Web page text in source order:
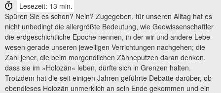
Lesezeit: 13 min.
Spüren Sie es schon? Nein? Zugegeben, für unseren Alltag hat es
nicht unbedingt die allergrößte Bedeutung, wie Geowissenschaftler
die erdgeschichtliche Epoche nennen, in der wir und andere Lebe­
wesen gerade unseren jeweiligen Verrichtungen nachgehen; die
Zahl jener, die beim morgendlichen Zähneputzen daran denken,
dass sie im »Holozän« leben, dürfte sich in Grenzen halten.
Trotzdem hat die seit einigen Jahren geführte Debatte darüber, ob
ebendieses Holozän unmerklich an sein Ende gekommen und ein